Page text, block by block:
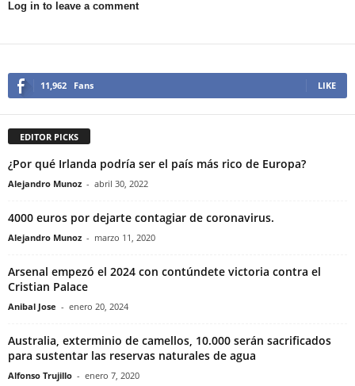
Log in to leave a comment
11,962 Fans LIKE
EDITOR PICKS
¿Por qué Irlanda podría ser el país más rico de Europa?
Alejandro Munoz - abril 30, 2022
4000 euros por dejarte contagiar de coronavirus.
Alejandro Munoz - marzo 11, 2020
Arsenal empezó el 2024 con contúndete victoria contra el
Cristian Palace
Anibal Jose - enero 20, 2024
Australia, exterminio de camellos, 10.000 serán sacrificados
para sustentar las reservas naturales de agua
Alfonso Trujillo - enero 7, 2020